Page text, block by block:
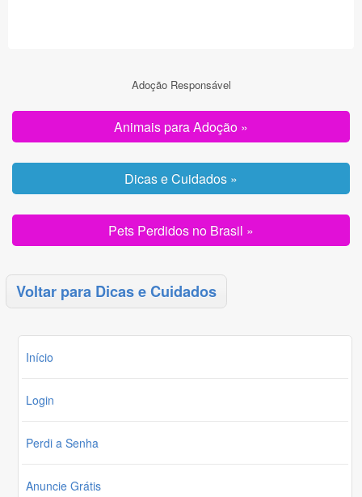
Adoção Responsável
Animais para Adoção »
Dicas e Cuidados »
Pets Perdidos no Brasil »
Voltar para Dicas e Cuidados
Início
Login
Perdi a Senha
Anuncie Grátis